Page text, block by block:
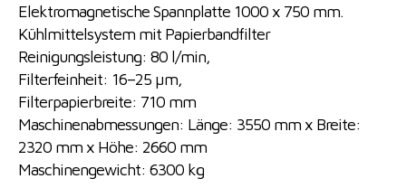
Elektromagnetische Spannplatte 1000 x 750 mm.
Kühlmittelsystem mit Papierbandfilter
Reinigungsleistung: 80 l/min,
Filterfeinheit: 16–25 µm,
Filterpapierbreite: 710 mm
Maschinenabmessungen: Länge: 3550 mm x Breite:
2320 mm x Höhe: 2660 mm
Maschinengewicht: 6300 kg